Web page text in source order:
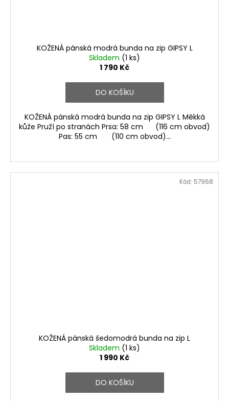
KOŽENÁ pánská modrá bunda na zip GIPSY L
Skladem (1 ks)
1 790 Kč
DO KOŠÍKU
KOŽENÁ pánská modrá bunda na zip GIPSY L Měkká
kůže Pruží po stranách Prsa: 58 cm (116 cm obvod)
Pas: 55 cm (110 cm obvod)...
KOŽENÁ pánská šedomodrá bunda na zip L
Skladem (1 ks)
1 990 Kč
DO KOŠÍKU
Kód: 57968